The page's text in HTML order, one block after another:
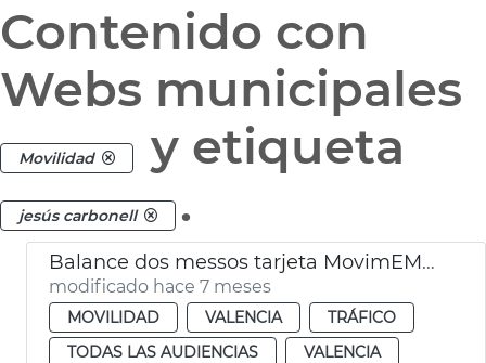
Contenido con
Webs municipales
Movilidad y etiqueta
jesús carbonell .
Balance dos messos tarjeta MovimEMT València
modificado hace 7 meses
MOVILIDAD VALENCIA
TRÁFICO
TODAS LAS AUDIENCIAS
VALENCIA